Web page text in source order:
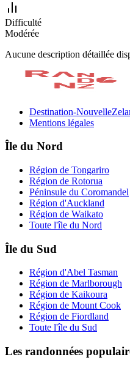
Difficulté
Modérée
Aucune description détaillée
Destination-
Mentions légales
Île du Nord
Région de Tongariro
Région de Rotorua
Péninsule du Coromandel
Région d'Auckland
Région de Waikato
Toute l'île du Nord
Île du Sud
Région d'Abel Tasman
Région de Marlborough
Région de Kaikoura
Région de Mount Cook
Région de Fiordland
Toute l'île du Sud
Les randonnées